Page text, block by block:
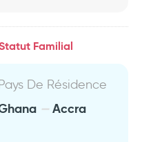
Familial
De Résidence
Accra